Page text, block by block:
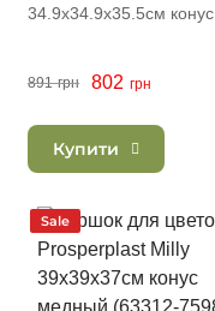
34.9х34.9х35.5см конус
891 грн 802 грн
Купити
Sale